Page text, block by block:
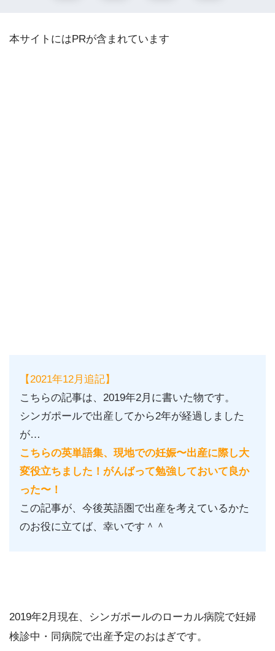
本サイトにはPRが含まれています
【2021年12月追記】
こちらの記事は、2019年2月に書いた物です。
シンガポールで出産してから2年が経過しました
が…
こちらの英単語集、現地での妊娠〜出産に際し大
変役立ちました！がんばって勉強しておいて良か
った〜！
この記事が、今後英語圏で出産を考えているかた
のお役に立てば、幸いです＾＾
2019年2月現在、シンガポールのローカル病院で妊婦
検診中・同病院で出産予定のおはぎです。